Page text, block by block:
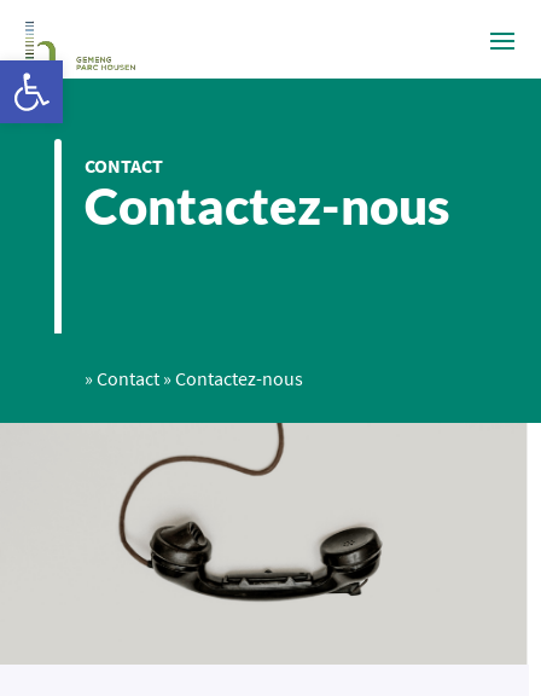
CONTACT
Contactez-nous
» Contact » Contactez-nous
Ouvrir la barre d’outils